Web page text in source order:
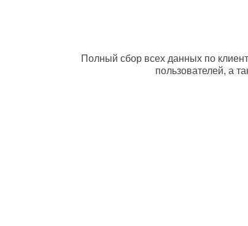
Полный сбор всех данных по
пользователей, а